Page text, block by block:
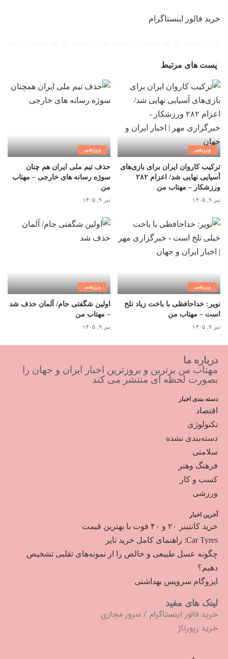
خرید فالور اینستاگرام
پست های مرتبط
ورزشی
ترکیب کاروان ایران برای بازی‌های
آسیایی نهایی شد/ اعزام ۲۸۲
ورزشکار – مهتاب من
تیر ۹, ۱۴۰۵
ورزشی
حذف تیم ملی ایران هم چنان
سوژه رسانه های خارجی – مهتاب
من
تیر ۹, ۱۴۰۵
ورزشی
نویر: خداحافظی با باخت زیاد تلخ
است – مهتاب من
تیر ۹, ۱۴۰۵
ورزشی
اولین شگفتی جام/ آلمان حذف شد
– مهتاب من
تیر ۹, ۱۴۰۵
درباره ما
مهتاب من برترین و بروزترین اخبار ایران و جهان را
بصورت لحظه ای منتشر می کند
دسته بندی اخبار
اقتصاد
تکنولوژی
دسته‌بندی نشده
سلامتی
فرهنگ وهنر
کسب و کار
ورزشی
آخرین اخبار
خرید کانتینر ۲۰ و ۴۰ فوت با بهترین قیمت
Car Tyres: راهنمای کامل خرید تایر
چگونه عسل طبیعی و خالص را از نمونه‌های تقلبی تشخیص
دهیم؟
ایزوگام سرویس بهداشتی
لینک های مفید
خرید فالور اینستاگرام / سرور مجازی
خرید رپورتاژ